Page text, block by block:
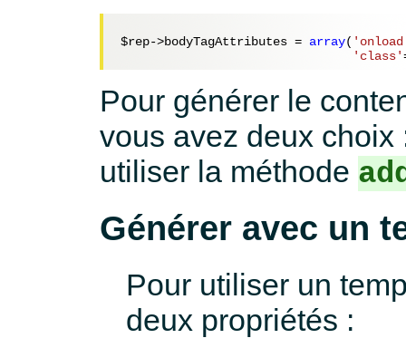
$rep->bodyTagAttributes = array(
'class'
Pour générer le
vous avez deux
utiliser la méthode
Générer avec un
Pour utiliser un
deux propriétés :